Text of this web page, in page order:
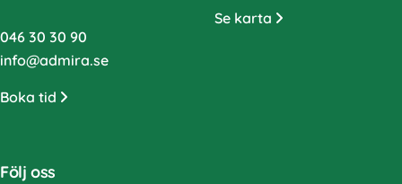
046 30 30 90
info@admira.se
Boka tid
Se karta
Följ oss